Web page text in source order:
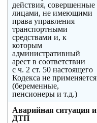
действия, совершенные
лицами, не имеющими
права управления
транспортными
средствами и, к
которым
административный
арест в соответствии
с ч. 2 ст. 50 настоящего
Кодекса не применяется
(беременные,
пенсионеры и т.д.)
Аварийная ситуация и
ДТП